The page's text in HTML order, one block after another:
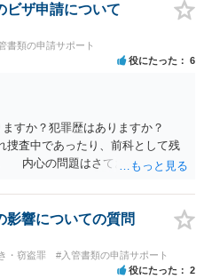
ビザ申請について
書類の申請サポート
役にたった 6
ますか？犯罪歴はありますか？
捜査中であったり、前科として残
内心の問題はさておき、ご質問
影響についての質問
・窃盗罪 #入管書類の申請サポート
役にたった 2